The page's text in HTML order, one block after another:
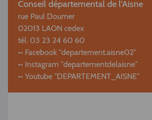
Conseil départemental de l'Aisne
rue Paul Doumer
02013 LAON cedex
tél. 03 23 24 60 60
•• Facebook "departement.aisne02"
•• Instagram "departementdelaisne"
•• Youtube "DEPARTEMENT_AISNE"